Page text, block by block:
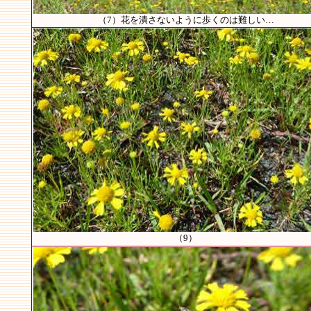
（7）花を潰さないように歩くのは難しい…
（9）